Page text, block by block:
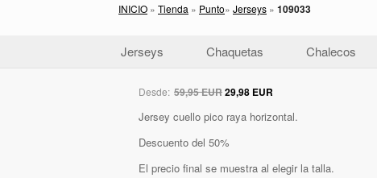
INICIO » Tienda » Punto» Jerseys » 109033
Jerseys Chaquetas Chalecos
Desde: 59,95 EUR29,98 EUR
Jersey cuello pico raya horizontal.
Descuento del 50%
El precio final se muestra al elegir la talla.